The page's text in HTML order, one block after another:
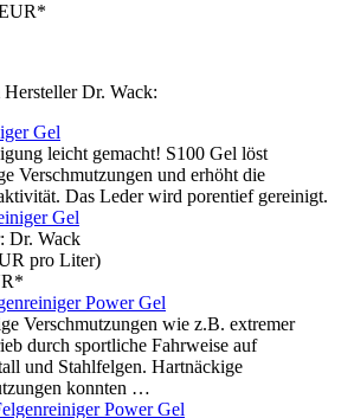
Dr. Wack:
Gel
leicht gemacht! S100 Gel löst
Verschmutzungen und erhöht die
Das Leder wird porentief gereinigt.
Dr. Wack
pro Liter)
Power Gel
Verschmutzungen wie z.B. extremer
durch sportliche Fahrweise auf
und Stahlfelgen. Hartnäckige
konnten …